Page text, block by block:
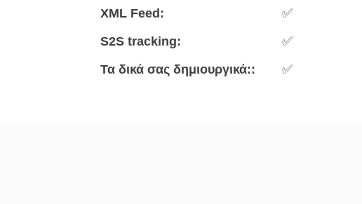
XML Feed:
✅
S2S tracking:
✅
Τα δικά σας δημιουργικά::
✅